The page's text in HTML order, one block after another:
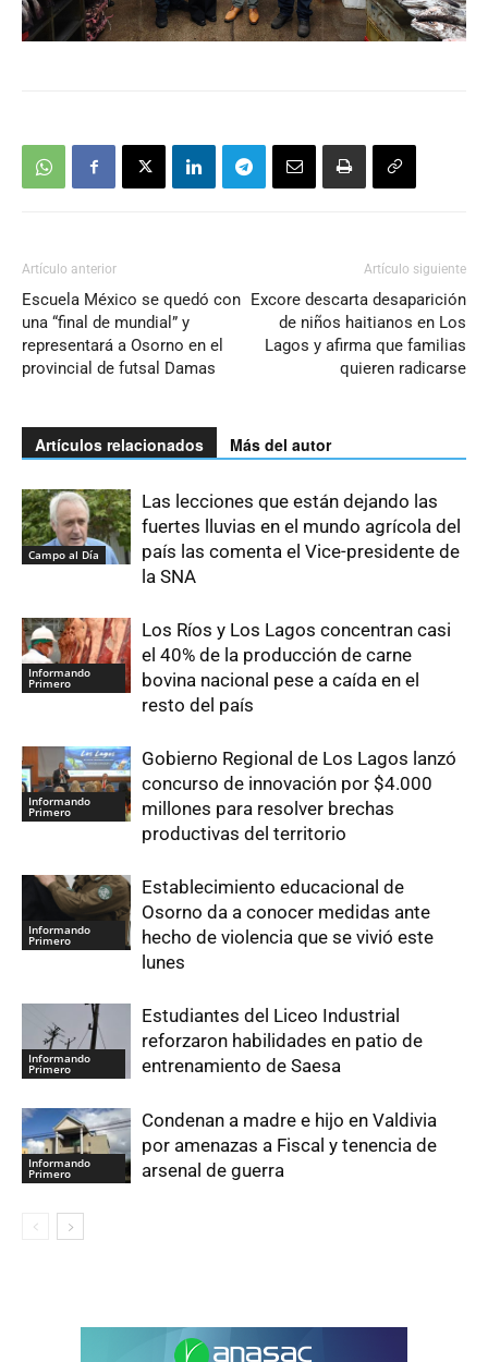
Artículo anterior
Escuela México se quedó con
una “final de mundial” y
representará a Osorno en el
provincial de futsal Damas
Artículo siguiente
Excore descarta desaparición
de niños haitianos en Los
Lagos y afirma que familias
quieren radicarse
Artículos relacionados Más del autor
Campo al Día
Las lecciones que están dejando las
fuertes lluvias en el mundo agrícola del
país las comenta el Vice-presidente de
la SNA
Informando
Primero
Los Ríos y Los Lagos concentran casi
el 40% de la producción de carne
bovina nacional pese a caída en el
resto del país
Informando
Primero
Gobierno Regional de Los Lagos lanzó
concurso de innovación por $4.000
millones para resolver brechas
productivas del territorio
Informando
Primero
Establecimiento educacional de
Osorno da a conocer medidas ante
hecho de violencia que se vivió este
lunes
Informando
Primero
Estudiantes del Liceo Industrial
reforzaron habilidades en patio de
entrenamiento de Saesa
Informando
Primero
Condenan a madre e hijo en Valdivia
por amenazas a Fiscal y tenencia de
arsenal de guerra